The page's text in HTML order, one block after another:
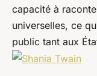
capacité à
universelles, ce
public tant aux